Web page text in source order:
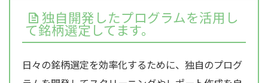
独自開発したプログラムを活用し
て銘柄選定してます。
日々の銘柄選定を効率化するために、独自のプログ